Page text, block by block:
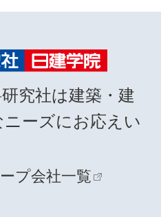
究社は建築・建
ーズにお応えい
プ会社一覧